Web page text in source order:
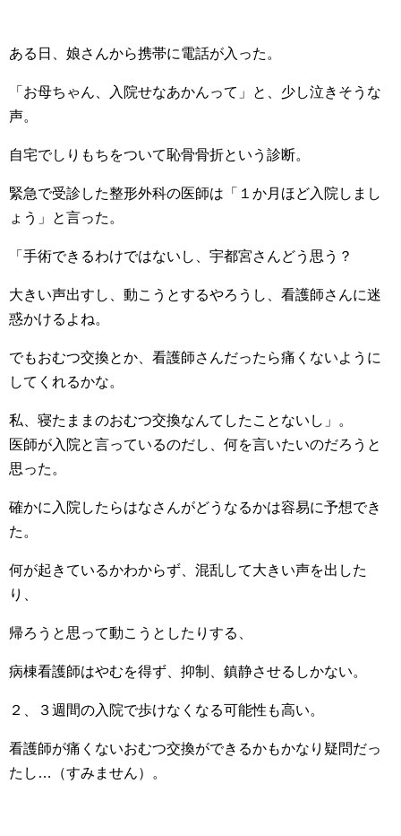
ある日、娘さんから携帯に電話が入った。
「お母ちゃん、入院せなあかんって」と、少し泣きそうな
声。
自宅でしりもちをついて恥骨骨折という診断。
緊急で受診した整形外科の医師は「１か月ほど入院しまし
ょう」と言った。
「手術できるわけではないし、宇都宮さんどう思う？
大きい声出すし、動こうとするやろうし、看護師さんに迷
惑かけるよね。
でもおむつ交換とか、看護師さんだったら痛くないように
してくれるかな。
私、寝たままのおむつ交換なんてしたことないし」。
医師が入院と言っているのだし、何を言いたいのだろうと
思った。
確かに入院したらはなさんがどうなるかは容易に予想でき
た。
何が起きているかわからず、混乱して大きい声を出した
り、
帰ろうと思って動こうとしたりする、
病棟看護師はやむを得ず、抑制、鎮静させるしかない。
２、３週間の入院で歩けなくなる可能性も高い。
看護師が痛くないおむつ交換ができるかもかなり疑問だっ
たし…（すみません）。